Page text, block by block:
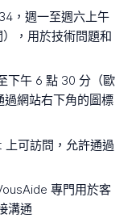
，週一至週六上午
，用於技術問題和
下午 6 點 30 分（歐
網站右下角的圖標
可訪問，允許通過
專門用於客
溝通